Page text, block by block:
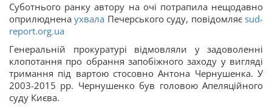
Суботнього ранку автору на очі потрапила нещодавно
оприлюдненаухвала Печерського суду, повідомляєsud-
report.org.ua
Генеральній прокуратурі відмовляли у задоволенні
клопотання про обрання запобіжного заходу у вигляді
тримання під вартою стосовно Антона Чернушенка. У
2003-2015 рр. Чернушенко був головою Апеляційного
суду Києва.